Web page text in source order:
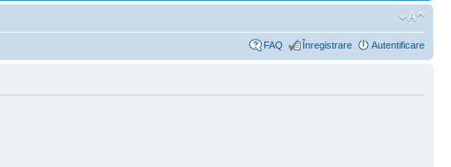
FAQ Înregistrare Autentificare